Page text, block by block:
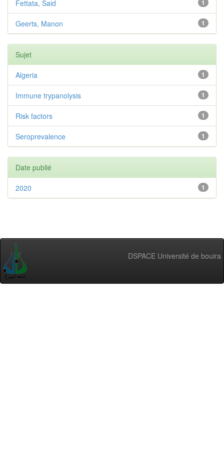
1
Fettata, Said
1
Geerts, Manon
Sujet
1
Algeria
1
Immune trypanolysis
1
Risk factors
1
Seroprevalence
Date publié
1
2020
DSPACE Université de bouira